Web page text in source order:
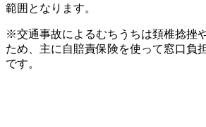
範囲となります。
※交通事故によるむちうちは頚椎捻挫
ため、主に自賠責保険を使って窓口負
です。